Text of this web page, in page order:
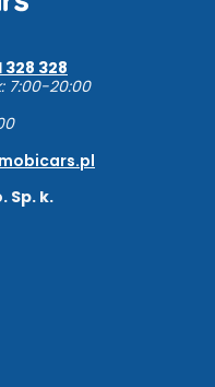
328 328
7:00-20:00
Sp. k.